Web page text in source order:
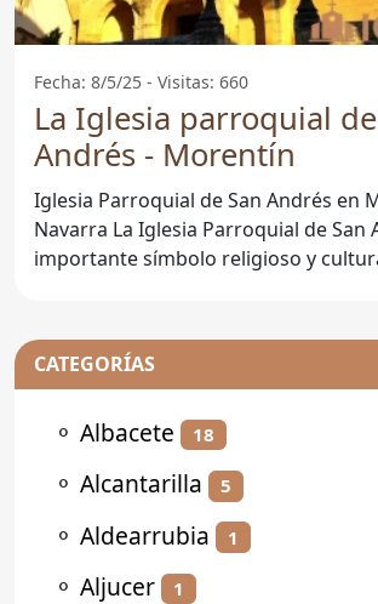
Fecha: 8/5/25 - Visitas: 660
La Iglesia parroquial
Andrés - Morentín
Iglesia Parroquial de San Andrés en
Navarra La Iglesia Parroquial de San Andrés es un
importante símbolo religioso y
CATEGORÍAS
⚬ Albacete 18
⚬ Alcantarilla 5
⚬ Aldearrubia 1
⚬ Aljucer 1